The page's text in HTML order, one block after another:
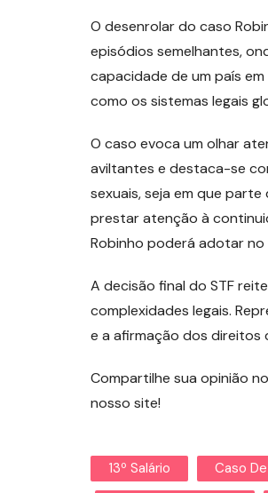
O desenrolar do caso
episódios semelhantes,
capacidade de um país
como os sistemas legais
O caso evoca um olhar
aviltantes e destaca-se
sexuais, seja em que
prestar atenção à
Robinho poderá adotar
A decisão final do STF
complexidades legais.
e a afirmação dos direitos
Compartilhe sua opinião
nosso site!
13º Salário Caso